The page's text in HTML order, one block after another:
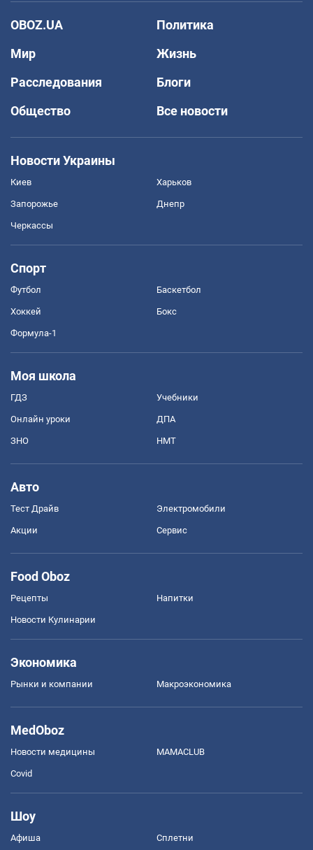
OBOZ.UA
Политика
Мир
Жизнь
Расследования
Блоги
Общество
Все новости
Новости Украины
Киев Харьков
Запорожье Днепр
Черкассы
Спорт
Футбол Баскетбол
Хоккей Бокс
Формула-1
Моя школа
ГДЗ Учебники
Онлайн уроки ДПА
ЗНО НМТ
Авто
Тест Драйв Электромобили
Акции Сервис
Food Oboz
Рецепты Напитки
Новости Кулинарии
Экономика
Рынки и компании Mакроэкономика
MedOboz
Новости медицины MAMACLUB
Covid
Шоу
Афиша Сплетни